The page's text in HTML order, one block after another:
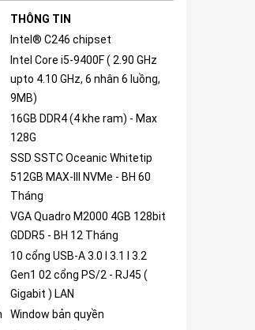
THÔNG TIN
Intel® C246 chipset
Intel Core i5-9400F ( 2.90 GHz
upto 4.10 GHz, 6 nhân 6 luồng,
9MB)
16GB DDR4 (4 khe ram) - Max
128G
SSD SSTC Oceanic Whitetip
512GB MAX-III NVMe - BH 60
Tháng
VGA Quadro M2000 4GB 128bit
GDDR5 - BH 12 Tháng
10 cổng USB-A 3.0 I 3.1 I 3.2
Gen1 02 cổng PS/2 - RJ45 (
Gigabit ) LAN
Window bản quyền